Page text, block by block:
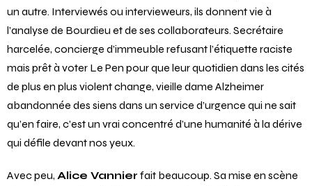
un autre. Interviewés ou intervieweurs, ils donnent vie à
l’analyse de Bourdieu et de ses collaborateurs. Secrétaire
harcelée, concierge d’immeuble refusant l’étiquette raciste
mais prêt à voter Le Pen pour que leur quotidien dans les cités
de plus en plus violent change, vieille dame Alzheimer
abandonnée des siens dans un service d’urgence qui ne sait
qu’en faire, c’est un vrai concentré d’une humanité à la dérive
qui défile devant nos yeux.
Avec peu, Alice Vannier fait beaucoup. Sa mise en scène